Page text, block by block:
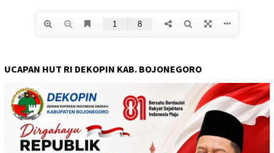
UCAPAN HUT RI DEKOPIN KAB. BOJONEGORO